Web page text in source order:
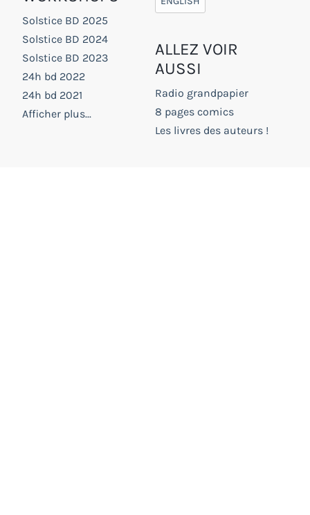
Solstice BD 2025
Solstice BD 2024
Solstice BD 2023
24h bd 2022
24h bd 2021
Afficher plus...
ALLEZ VOIR
AUSSI
Radio grandpapier
8 pages comics
Les livres des auteurs !